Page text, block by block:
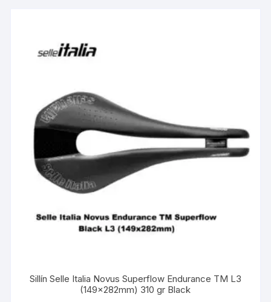
Sillín Selle Italia Novus Superflow Endurance TM L3
(149x282mm) 310 gr Black